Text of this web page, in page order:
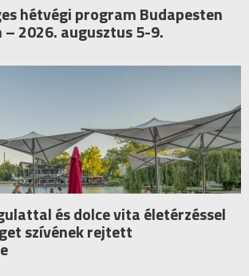
hétvégi program Budapesten
– 2026. augusztus 5-9.
és dolce vita életérzéssel
szívének rejtett